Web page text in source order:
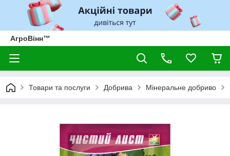
АгроВінн™
Товари та послуги Добрива Мінеральне добриво